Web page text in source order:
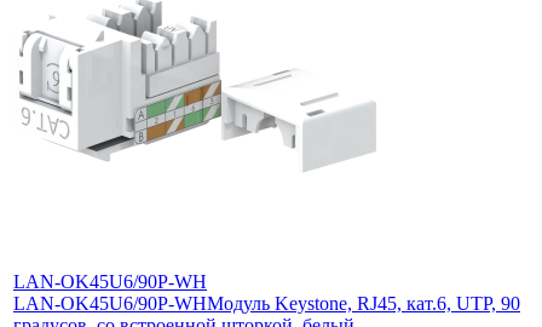
LAN-OK45U6/90P-WH
LAN-OK45U6/90P-WHМодуль Keystone, RJ45, кат.6, UTP, 90